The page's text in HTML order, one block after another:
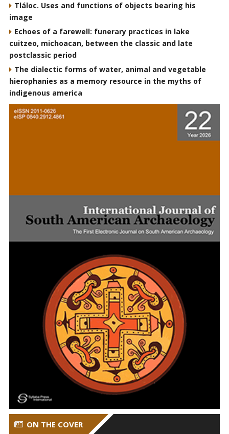
Tláloc. Uses and functions of objects bearing his
image
Echoes of a farewell: funerary practices in lake
cuitzeo, michoacan, between the classic and late
postclassic period
The dialectic forms of water, animal and vegetable
hierophanies as a memory resource in the myths of
indigenous america
ON THE COVER